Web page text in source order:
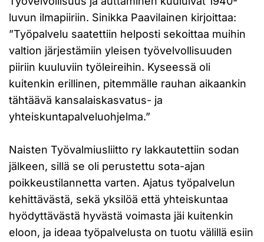
luvun ilmapiiriin. Sinikka Paavilainen kirjoittaa:
”Työpalvelu saatettiin helposti sekoittaa muihin
valtion järjestämiin yleisen työvelvollisuuden
piiriin kuuluviin työleireihin. Kyseessä oli
kuitenkin erillinen, pitemmälle rauhan aikaankin
tähtäävä kansalaiskasvatus- ja
yhteiskuntapalveluohjelma.”
Naisten Työvalmiusliitto ry lakkautettiin sodan
jälkeen, sillä se oli perustettu sota-ajan
poikkeustilannetta varten. Ajatus työpalvelun
kehittävästä, sekä yksilöä että yhteiskuntaa
hyödyttävästä hyvästä voimasta jäi kuitenkin
eloon, ja ideaa työpalvelusta on tuotu välillä esiin